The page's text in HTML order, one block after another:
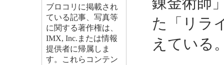
ブロコリに掲載され
ている記事、写真等
に関する著作権は、
IMX, Inc.または情報
提供者に帰属しま
す。これらコンテン
た「リラ
えている